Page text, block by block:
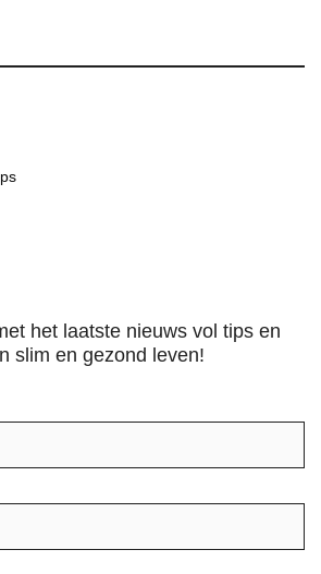
het laatste nieuws vol tips en
slim en gezond leven!